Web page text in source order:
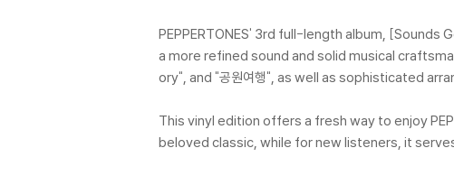
PEPPERTONES' 3rd full-length album,
a more refined sound and solid musical
ory", and "공원여행", as well as sophisticated
This vinyl edition offers a fresh way to enjoy
beloved classic, while for new listeners, it